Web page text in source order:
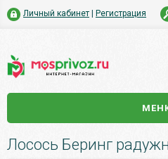
Личный кабинет Регистрация
Лосось Беринг